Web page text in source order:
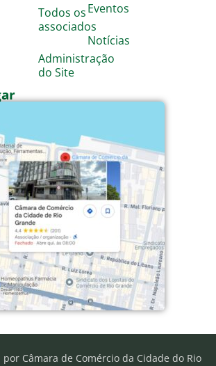
Todos os
associados
Administração
do Site
Eventos
Notícias
Câmara de Comércio da Cidade do Rio